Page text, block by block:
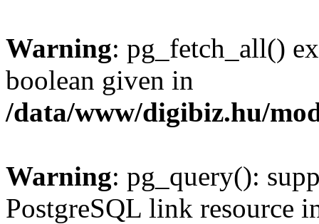
Warning: pg_fetch_all()
boolean given in
/data/www/digibiz.hu/
Warning: pg_query():
PostgreSQL link resource